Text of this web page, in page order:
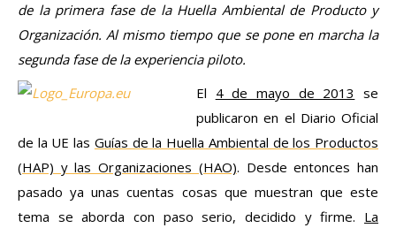
de la primera fase de la Huella Ambiental de Producto y
Organización. Al mismo tiempo que se pone en marcha la
segunda fase de la experienciapiloto.
El 4 de mayo de 2013 se
publicaron en el Diario Oficial
de la UE las Guías de la Huella Ambiental de los Productos
(HAP) y las Organizaciones (HAO). Desde entonces han
pasado ya unas cuentas cosas que muestran que este
tema se aborda con paso serio, decidido y firme. La